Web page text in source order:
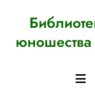
содержимому